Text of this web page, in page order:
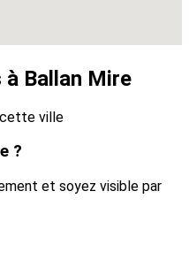
Ballan Mire
cette ville
?
et soyez visible par